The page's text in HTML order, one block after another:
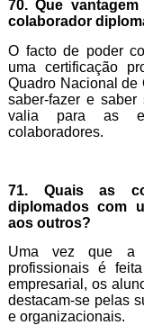
70. Que
colaborador
O facto de poder
uma certificação
Quadro Nacional de
saber-fazer e saber
valia para as
colaboradores.
71. Quais as
diplomados com
aos outros?
Uma vez que a
profissionais é
empresarial, os
destacam-se pelas
e organizacionais.